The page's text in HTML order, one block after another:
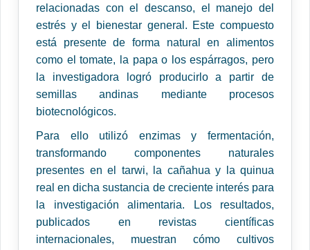
relacionadas con el descanso, el manejo del
estrés y el bienestar general. Este compuesto
está presente de forma natural en alimentos
como el tomate, la papa o los espárragos, pero
la investigadora logró producirlo a partir de
semillas andinas mediante procesos
biotecnológicos.
Para ello utilizó enzimas y fermentación,
transformando componentes naturales
presentes en el tarwi, la cañahua y la quinua
real en dicha sustancia de creciente interés para
la investigación alimentaria. Los resultados,
publicados en revistas científicas
internacionales, muestran cómo cultivos